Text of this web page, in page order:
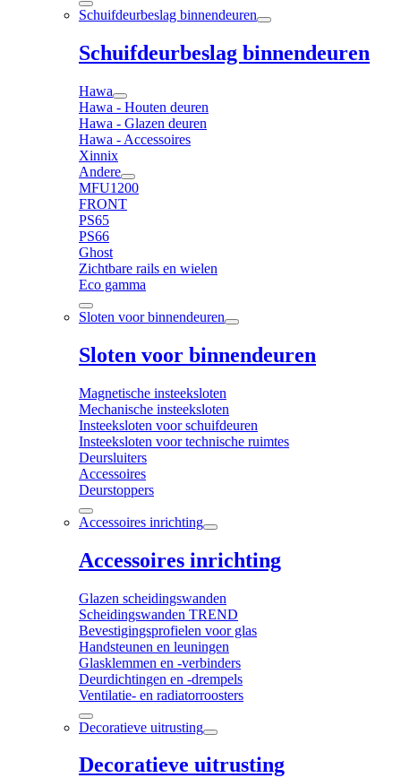
Schuifdeurbeslag binnendeuren
Schuifdeurbeslag binnendeuren
Hawa
Hawa - Houten deuren
Hawa - Glazen deuren
Hawa - Accessoires
Xinnix
Andere
MFU1200
FRONT
PS65
PS66
Ghost
Zichtbare rails en wielen
Eco gamma
Sloten voor binnendeuren
Sloten voor binnendeuren
Magnetische insteeksloten
Mechanische insteeksloten
Insteeksloten voor schuifdeuren
Insteeksloten voor technische ruimtes
Deursluiters
Accessoires
Deurstoppers
Accessoires inrichting
Accessoires inrichting
Glazen scheidingswanden
Scheidingswanden TREND
Bevestigingsprofielen voor glas
Handsteunen en leuningen
Glasklemmen en -verbinders
Deurdichtingen en -drempels
Ventilatie- en radiatorroosters
Decoratieve uitrusting
Decoratieve uitrusting